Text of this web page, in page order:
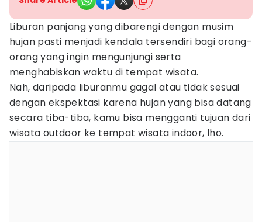
Liburan panjang yang dibarengi dengan musim
hujan pasti menjadi kendala tersendiri bagi orang-
orang yang ingin mengunjungi serta
menghabiskan waktu di tempat wisata.
Nah, daripada liburanmu gagal atau tidak sesuai
dengan ekspektasi karena hujan yang bisa datang
secara tiba-tiba, kamu bisa mengganti tujuan dari
wisata outdoor ke tempat wisata indoor, lho.